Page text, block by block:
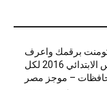
5 .. اكتب كومنت برقمك واعرف
نتيجة الصف الخامس الابتدائي 2016 لكل
– موجز مصر